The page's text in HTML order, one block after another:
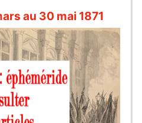
au 30 mai 1871